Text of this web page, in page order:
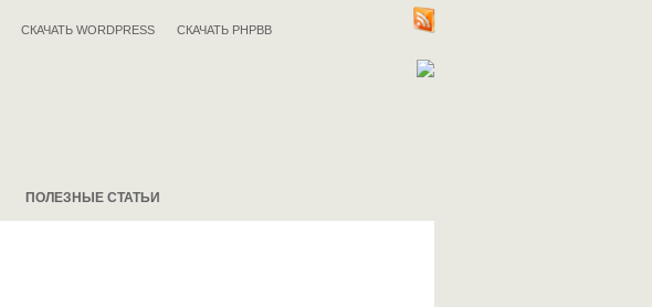
СКАЧАТЬ WORDPRESS СКАЧАТЬ PHPBB
ПОЛЕЗНЫЕ СТАТЬИ